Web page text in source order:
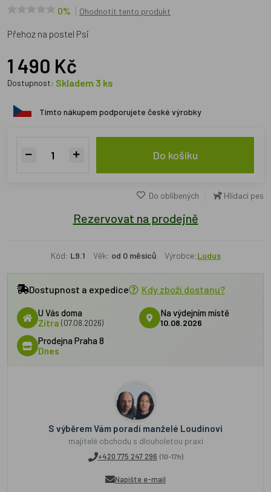
0% Ohodnotit tento produkt
Přehoz na postel Psi
1 490 Kč
Dostupnost: Skladem 3 ks
Tímto nákupem podporujete české výrobky
Do košíku
Do oblíbených Hlídací pes
Rezervovat na prodejně
Kód: L9.1 Věk: od 0 měsíců Výrobce:Ludus
Dostupnost a expedice Kdy zboží dostanu?
U Vás doma
Zítra (07.08.2026)
Na výdejním místě
10.08.2026
Prodejna Praha 8
Dnes
S výběrem Vám poradí manželé Loudínovi
majitelé obchodu s dlouholetou praxí
+420 775 247 296 (10-17h)
Napište e-mail